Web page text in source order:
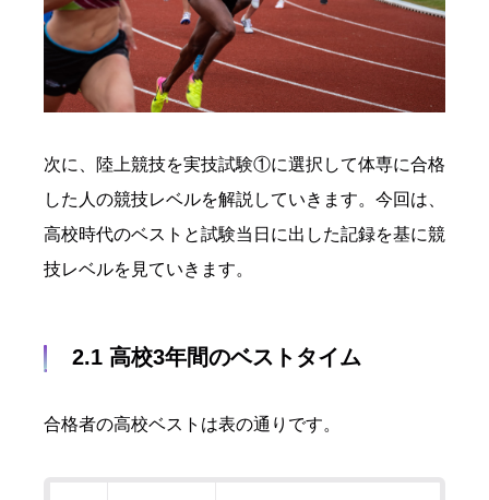
次に、陸上競技を実技試験①に選択して体専に合格
した人の競技レベルを解説していきます。今回は、
高校時代のベストと試験当日に出した記録を基に競
技レベルを見ていきます。
2.1 高校3年間のベストタイム
合格者の高校ベストは表の通りです。